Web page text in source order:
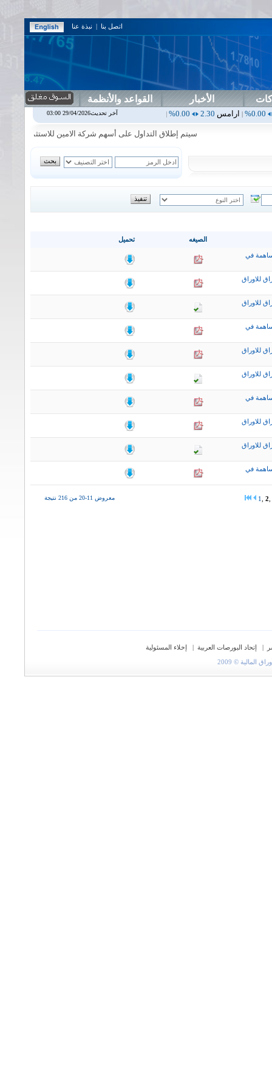
اتصل بنا | نبذة عنا
الأخبار القواعد والأنظمة
2.30
|اربيل 0.00 اس بنك0.00
0.00%
|اسفنج
سيتم إطلاق التداول على أسهم شركة الامين للاستثمار المالي في
تحميل الصيغه
في
للاوراق
للاوراق
في
للاوراق
للاوراق
في
للاوراق
للاوراق
في
معروض 11-20 من 216 نتيجة 1 2
| إتحاد البورصات العربية |
إخلاء المسئولية
© 2009